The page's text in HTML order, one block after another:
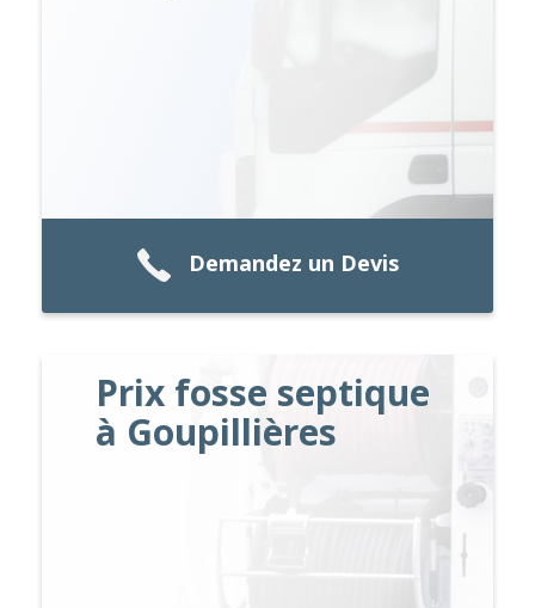
Demandez un Devis
Prix fosse septique
à Goupillières